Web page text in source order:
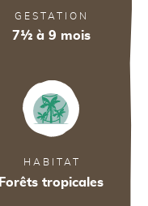
GESTATION
7½ à 9 mois
HABITAT
Forêts tropicales